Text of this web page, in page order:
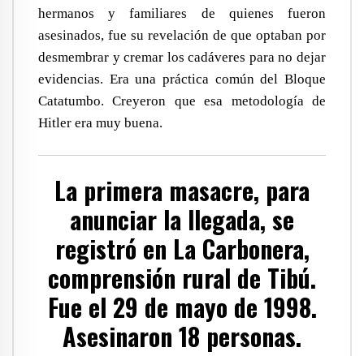
hermanos y familiares de quienes fueron
asesinados, fue su revelación de que optaban por
desmembrar y cremar los cadáveres para no dejar
evidencias. Era una práctica común del Bloque
Catatumbo. Creyeron que esa metodología de
Hitler era muy buena.
La primera masacre, para
anunciar la llegada, se
registró en La Carbonera,
comprensión rural de Tibú.
Fue el 29 de mayo de 1998.
Asesinaron 18 personas.